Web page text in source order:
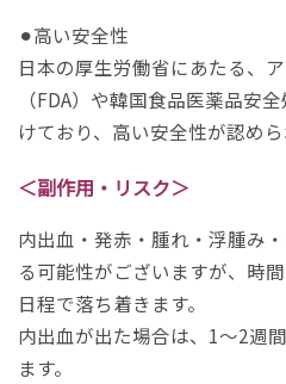
⚫︎高い安全性
日本の厚生労働省にあたる、
（FDA）や韓国食品医薬品安
けており、高い安全性が認めら
＜副作用・リスク＞
内出血・発赤・腫れ・浮腫み
る可能性がございますが、時
日程で落ち着きます。
内出血が出た場合は、1〜2週
ます。